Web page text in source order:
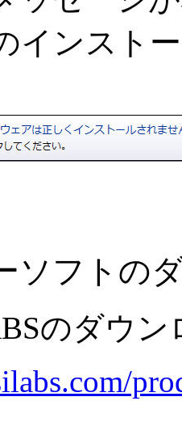
インスト
ソフトの
のダウ